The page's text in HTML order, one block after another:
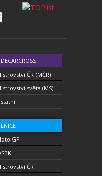
ČR (MČR)
světa (MS)
GP
ČR